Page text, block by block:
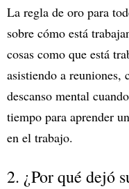
La regla de oro para
sobre cómo está
cosas como que está
asistiendo a reuniones,
descanso mental
tiempo para aprender
en el trabajo.
2. ¿Por qué dejó